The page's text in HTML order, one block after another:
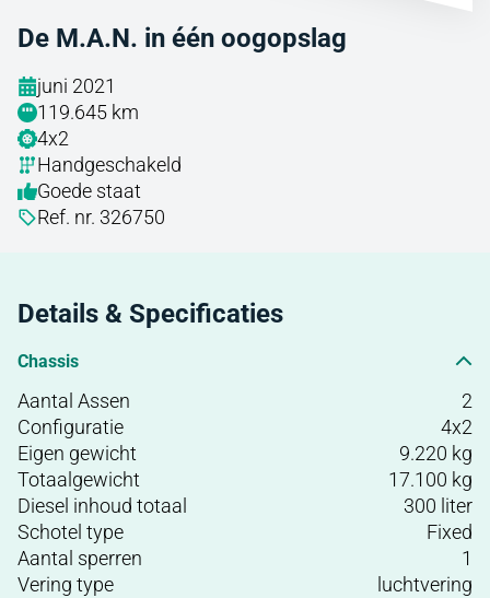
De M.A.N. in één oogopslag
juni 2021
119.645 km
4x2
Handgeschakeld
Goede staat
Ref. nr. 326750
Details & Specificaties
Chassis
Aantal Assen
2
Configuratie
4x2
Eigen gewicht
9.220 kg
Totaalgewicht
17.100 kg
Diesel inhoud totaal
300 liter
Schotel type
Fixed
Aantal sperren
1
Vering type
luchtvering